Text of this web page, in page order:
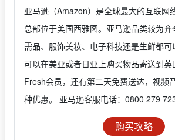
亚马逊（Amazon）是全球最大的互联网
总部位于美国西雅图。亚马逊品类较为
需品、服饰美妆、电子科技还是生鲜都
可以在美亚或者日亚上购买物品寄送到
Fresh会员，还有第二天免费送达，视频
种优惠。 亚马逊客服电话：0800 279
购买攻略